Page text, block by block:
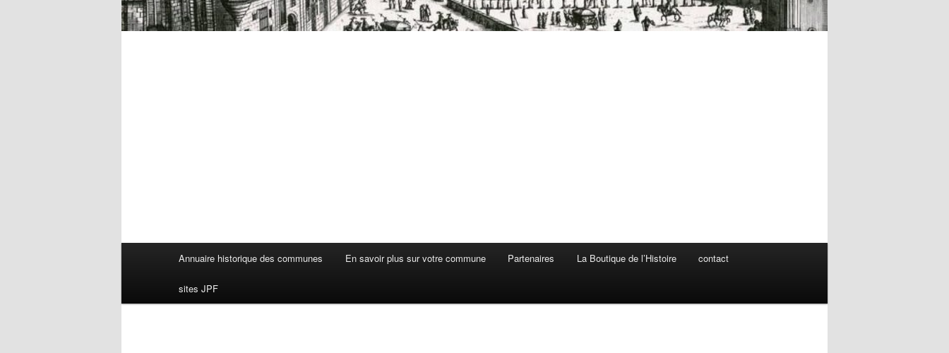
principal
Annuaire historique des communes En savoir plus sur votre commune Partenaires La Boutique de l’Histoire contact
sites JPF